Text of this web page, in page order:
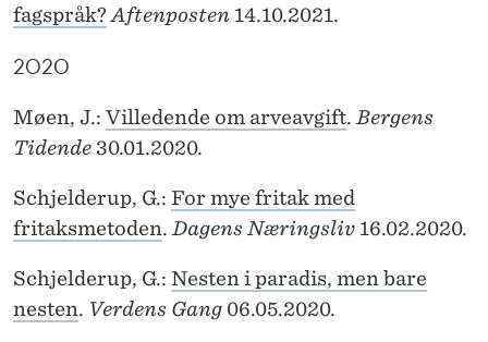
fagspråk? Aftenposten 14.10.2021.
2020
Møen, J.: Villedende om arveavgift. Bergens
Tidende 30.01.2020.
Schjelderup, G.: For mye fritak med
fritaksmetoden. Dagens Næringsliv 16.02.2020.
Schjelderup, G.: Nesten i paradis, men bare
nesten. Verdens Gang 06.05.2020.